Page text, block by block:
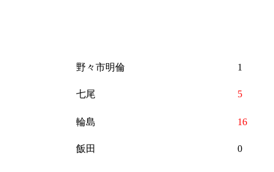
野々市明倫
1
七尾 5
輪島
16
飯田 0